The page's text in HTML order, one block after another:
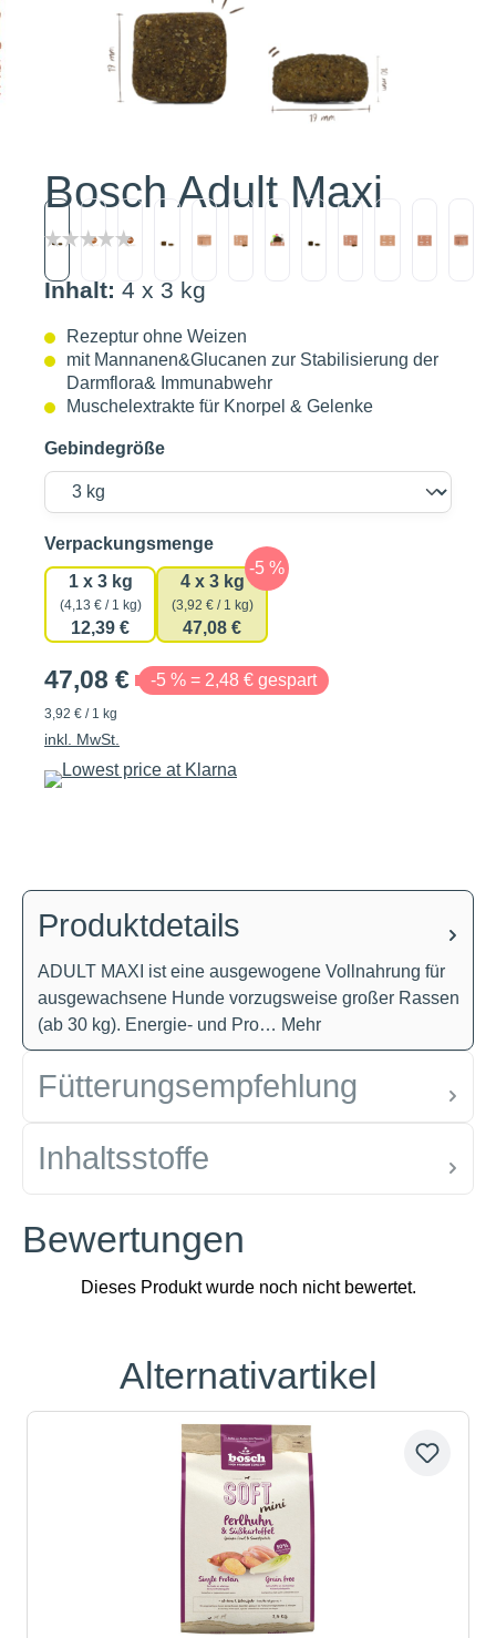
Bosch Adult Maxi
Inhalt: 4 x 3 kg
Rezeptur ohne Weizen
mit Mannanen&Glucanen zur Stabilisierung der
Darmflora& Immunabwehr
Muschelextrakte für Knorpel & Gelenke
Gebindegröße
Verpackungsmengeauswählen
1 x 3 kg
(4,13 € / 1 kg)
12,39 €
4 x 3 kg
(3,92 € / 1 kg)
47,08 €
47,08 € -5 % = 2,48 € gespart
3,92 € / 1 kg
inkl. MwSt.
Produktdetails
ADULT MAXI ist eine ausgewogene Vollnahrung für
ausgewachsene Hunde vorzugsweise großer Rassen
(ab 30 kg). Energie- und Pro… Mehr
Fütterungsempfehlung
Inhaltsstoffe
Bewertungen
Produktgalerie überspringen
Alternativartikel